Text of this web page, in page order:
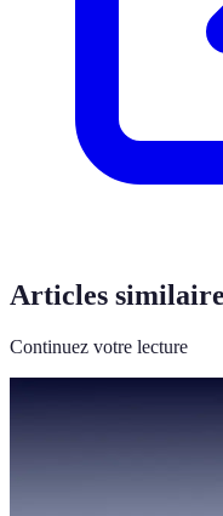
Articles
Continuez votre lecture